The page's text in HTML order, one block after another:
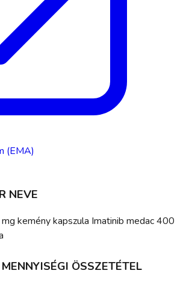
(EMA)
NEVE
kemény kapszula Imatinib medac 400
ÖSSZETÉTEL